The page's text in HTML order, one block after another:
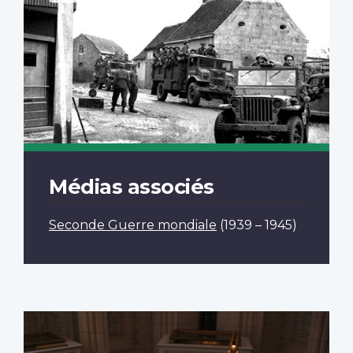
Médias associés
Seconde Guerre mondiale (1939 – 1945)